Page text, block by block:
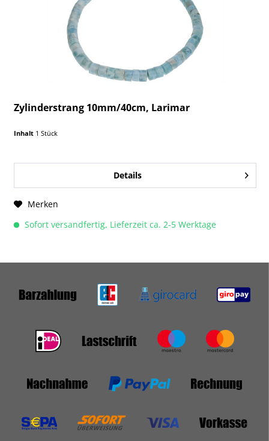
Zylinderstrang 10mm/40cm, Larimar
Inhalt 1 Stück
Details
Merken
Sofort versandfertig, Lieferzeit ca. 2-5 Werktage